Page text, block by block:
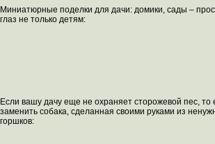
Миниатюрные поделки для дачи: домики, сады –
глаз не только детям:
Если вашу дачу еще не охраняет сторожевой пес, то
заменить собака, сделанная своими руками из
горшков: